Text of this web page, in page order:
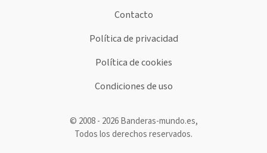
Contacto
Política de privacidad
Política de cookies
Condiciones de uso
© 2008 - 2026 Banderas-mundo.es,
Todos los derechos reservados.